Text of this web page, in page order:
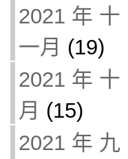
2021 年 十
一月 (19)
2021 年 十
月 (15)
2021 年 九